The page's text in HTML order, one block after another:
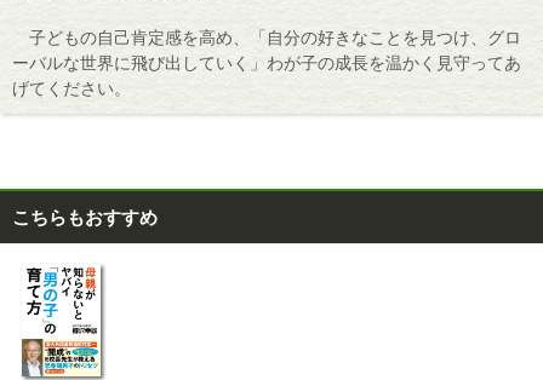
子どもの自己肯定感を高め、「自分の好きなことを見つけ、グロ
ーバルな世界に飛び出していく」わが子の成長を温かく見守ってあ
げてください。
こちらもおすすめ